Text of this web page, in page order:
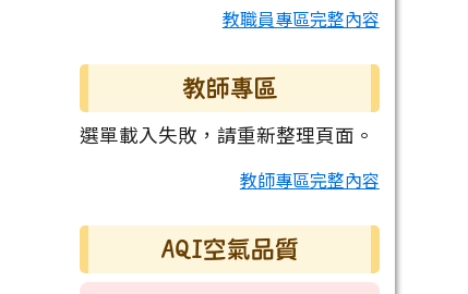
教職員專區完整內容
教師專區
選單載入失敗，請重新整理頁面。
教師專區完整內容
AQI空氣品質